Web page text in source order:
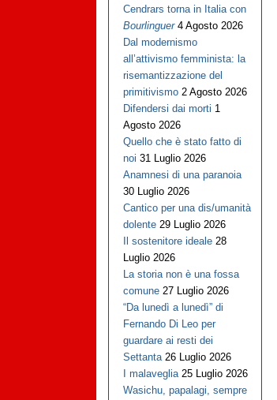
Cendrars torna in Italia con
Bourlinguer 4 Agosto 2026
Dal modernismo
all’attivismo femminista: la
risemantizzazione del
primitivismo 2 Agosto 2026
Difendersi dai morti 1
Agosto 2026
Quello che è stato fatto di
noi 31 Luglio 2026
Anamnesi di una paranoia
30 Luglio 2026
Cantico per una dis/umanità
dolente 29 Luglio 2026
Il sostenitore ideale 28
Luglio 2026
La storia non è una fossa
comune 27 Luglio 2026
“Da lunedì a lunedì” di
Fernando Di Leo per
guardare ai resti dei
Settanta 26 Luglio 2026
I malaveglia 25 Luglio 2026
Wasichu, papalagi, sempre